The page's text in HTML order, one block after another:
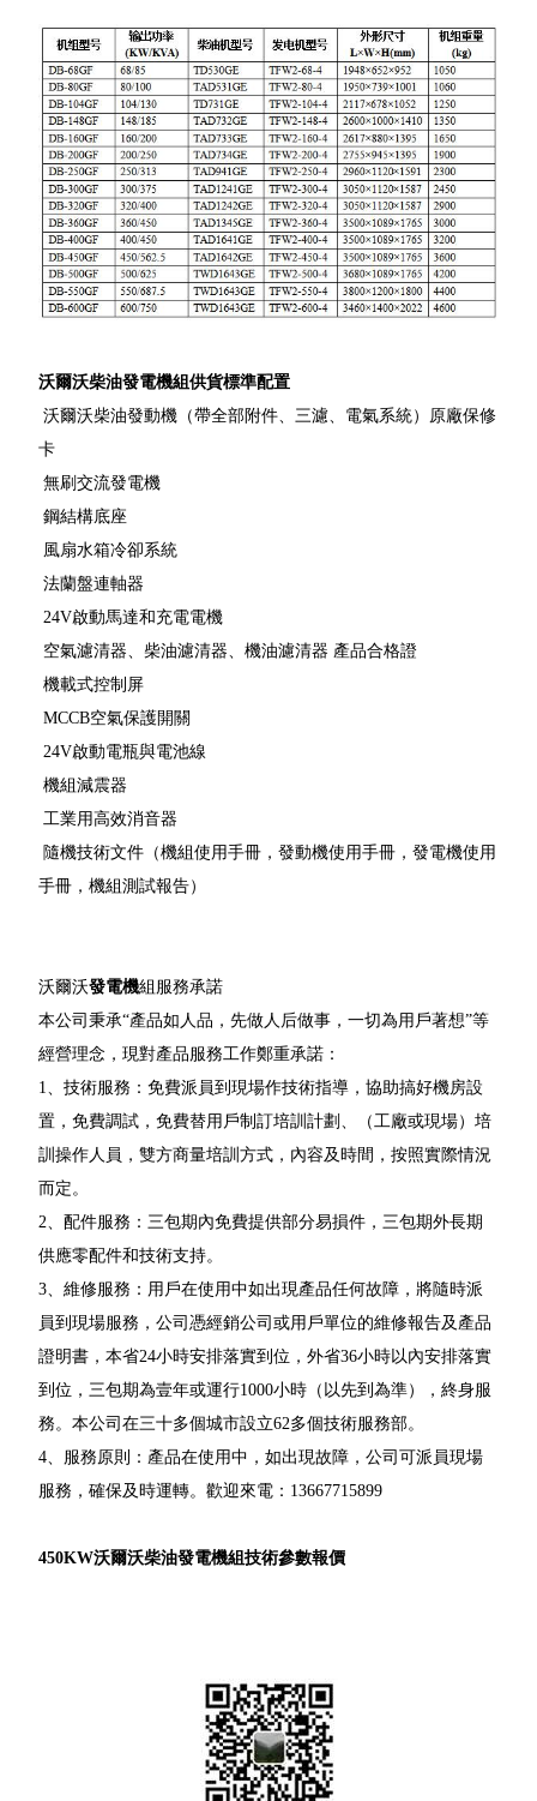
沃爾沃柴油發電機組供貨標準配置
沃爾沃柴油發動機（帶全部附件、三濾、電氣系統）原廠保修
卡
無刷交流發電機
鋼結構底座
風扇水箱冷卻系統
法蘭盤連軸器
24V啟動馬達和充電電機
空氣濾清器、柴油濾清器、機油濾清器 產品合格證
機載式控制屏
MCCB空氣保護開關
24V啟動電瓶與電池線
機組減震器
工業用高效消音器
隨機技術文件（機組使用手冊，發動機使用手冊，發電機使用
手冊，機組測試報告）
沃爾沃發電機組服務承諾
本公司秉承“產品如人品，先做人后做事，一切為用戶著想”等
經營理念，現對產品服務工作鄭重承諾：
1、技術服務：免費派員到現場作技術指導，協助搞好機房設
置，免費調試，免費替用戶制訂培訓計劃、（工廠或現場）培
訓操作人員，雙方商量培訓方式，內容及時間，按照實際情況
而定。
2、配件服務：三包期內免費提供部分易損件，三包期外長期
供應零配件和技術支持。
3、維修服務：用戶在使用中如出現產品任何故障，將隨時派
員到現場服務，公司憑經銷公司或用戶單位的維修報告及產品
證明書，本省24小時安排落實到位，外省36小時以內安排落實
到位，三包期為壹年或運行1000小時（以先到為準），終身服
務。本公司在三十多個城市設立62多個技術服務部。
4、服務原則：產品在使用中，如出現故障，公司可派員現場
服務，確保及時運轉。歡迎來電：13667715899
450KW沃爾沃柴油發電機組技術參數報價